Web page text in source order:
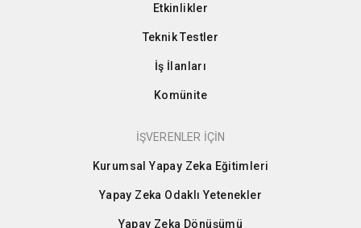
Etkinlikler
Teknik Testler
İş İlanları
Komünite
İŞVERENLER İÇİN
Kurumsal Yapay Zeka Eğitimleri
Yapay Zeka Odaklı Yetenekler
Yapay Zeka Dönüşümü